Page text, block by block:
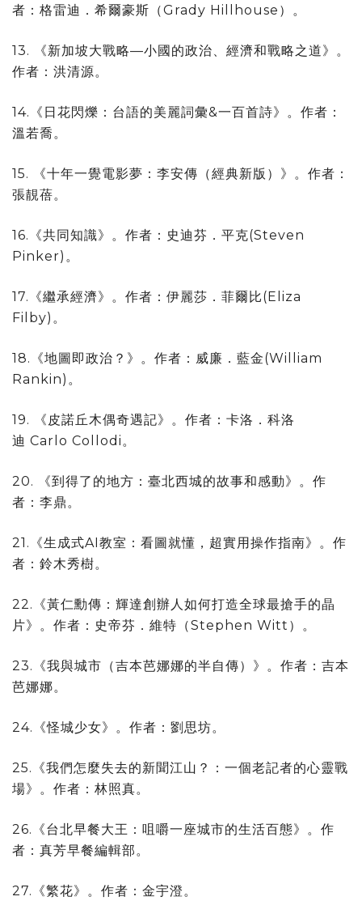
者：格雷迪．希爾豪斯（Grady Hillhouse）。
13. 《新加坡大戰略—小國的政治、經濟和戰略之道》。
作者：洪清源。
14.《日花閃爍：台語的美麗詞彙&一百首詩》。作者：
溫若喬。
15. 《十年一覺電影夢：李安傳（經典新版）》。作者：
張靚蓓。
16.《共同知識》。作者：史迪芬．平克(Steven
Pinker)。
17.《繼承經濟》。作者：伊麗莎．菲爾比(Eliza
Filby)。
18.《地圖即政治？》。作者：威廉．藍金(William
Rankin)。
19. 《皮諾丘木偶奇遇記》。作者：卡洛．科洛
迪 Carlo Collodi。
20. 《到得了的地方：臺北西城的故事和感動》。作
者：李鼎。
21.《生成式AI教室：看圖就懂，超實用操作指南》。作
者：鈴木秀樹。
22.《黃仁勳傳：輝達創辦人如何打造全球最搶手的晶
片》。作者：史帝芬．維特（Stephen Witt）。
23.《我與城市（吉本芭娜娜的半自傳）》。作者：吉本
芭娜娜。
24.《怪城少女》。作者：劉思坊。
25.《我們怎麼失去的新聞江山？：一個老記者的心靈戰
場》。作者：林照真。
26.《台北早餐大王：咀嚼一座城市的生活百態》。作
者：真芳早餐編輯部。
27.《繁花》。作者：金宇澄。